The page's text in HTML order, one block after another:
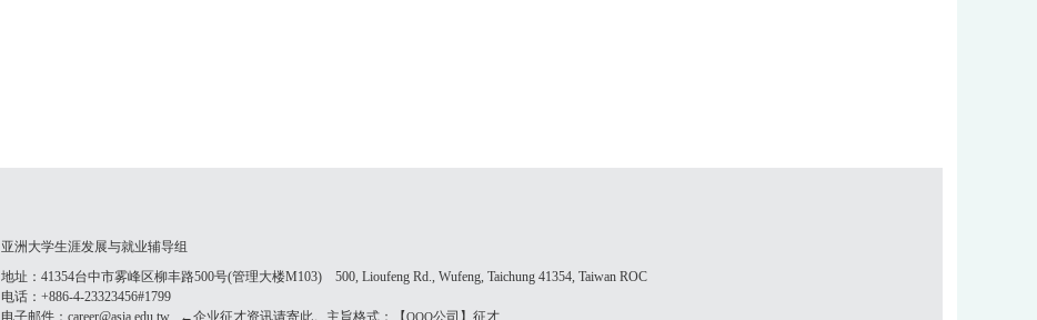
亚洲大学生涯发展与就业辅导组
地址：41354台中市雾峰区柳丰路500号(管理大楼M103) 500, Lioufeng Rd., Wufeng, Taichung 41354, Taiwan ROC
电话：+886-4-23323456#1799
电子邮件：career@asia.edu.tw ←企业征才资讯请寄此。主旨格式：【OOO公司】征才